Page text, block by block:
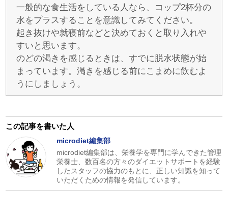
一般的な食生活をしている人なら、コップ2杯分の
水をプラスすることを意識してみてください。
起き抜けや就寝前などと決めておくと取り入れや
すいと思います。
のどの渇きを感じるときは、すでに脱水状態が始
まっています。渇きを感じる前にこまめに飲むよ
うにしましょう。
この記事を書いた人
microdiet編集部
microdiet編集部は、栄養学を専門に学んできた管理
栄養士、数百名の方々のダイエットサポートを経験
したスタッフの協力のもとに、正しい知識を知って
いただくための情報を発信しています。